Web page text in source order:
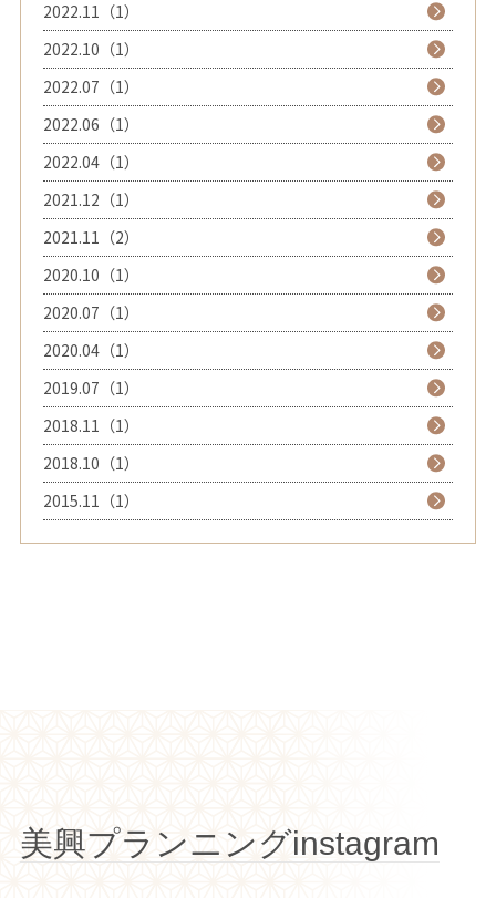
2022.11（1）
2022.10（1）
2022.07（1）
2022.06（1）
2022.04（1）
2021.12（1）
2021.11（2）
2020.10（1）
2020.07（1）
2020.04（1）
2019.07（1）
2018.11（1）
2018.10（1）
2015.11（1）
美興プランニングinstagram